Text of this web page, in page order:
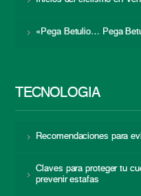
«Pega Betulio… Pega
TECNOLOGÍA
Recomendaciones para
Claves para proteger tu
prevenir estafas